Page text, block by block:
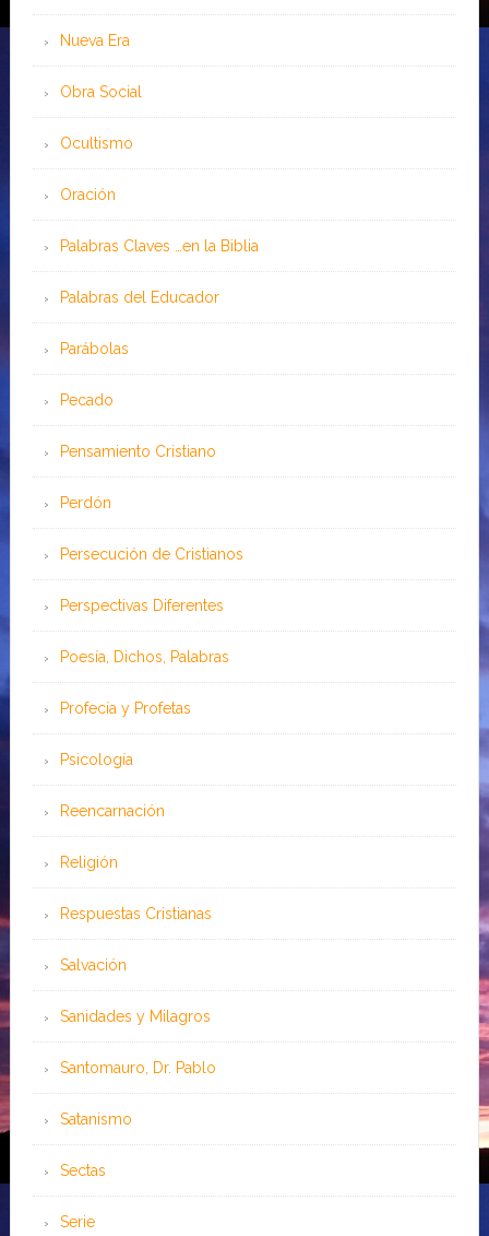
Nueva Era
Obra Social
Ocultismo
Oración
Palabras Claves …en la Biblia
Palabras del Educador
Parábolas
Pecado
Pensamiento Cristiano
Perdón
Persecución de Cristianos
Perspectivas Diferentes
Poesía, Dichos, Palabras
Profecía y Profetas
Psicología
Reencarnación
Religión
Respuestas Cristianas
Salvación
Sanidades y Milagros
Santomauro, Dr. Pablo
Satanismo
Sectas
Serie